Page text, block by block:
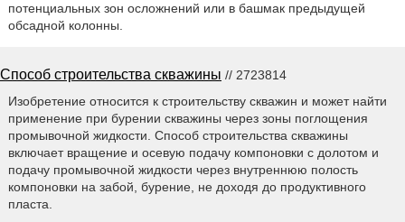
потенциальных зон осложнений или в башмак предыдущей
обсадной колонны.
Способ строительства скважины // 2723814
Изобретение относится к строительству скважин и может найти
применение при бурении скважины через зоны поглощения
промывочной жидкости. Способ строительства скважины
включает вращение и осевую подачу компоновки с долотом и
подачу промывочной жидкости через внутреннюю полость
компоновки на забой, бурение, не доходя до продуктивного
пласта.